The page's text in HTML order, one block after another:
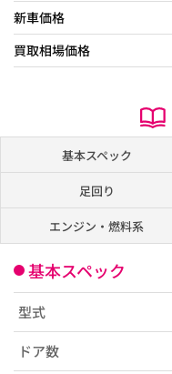
新車価格
買取相場価格
基本スペック
足回り
エンジン・燃料系
基本スペック
型式
ドア数